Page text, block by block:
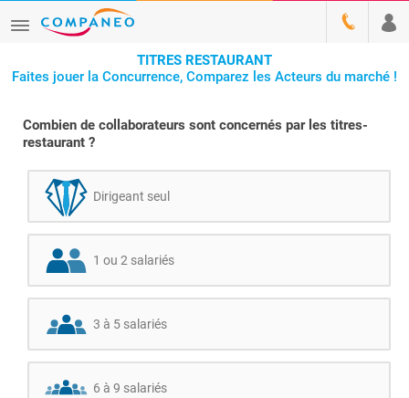
TITRES RESTAURANT
Faites jouer la Concurrence, Comparez les Acteurs du marché !
Combien de collaborateurs sont concernés par les titres-
restaurant ?
Dirigeant seul
1 ou 2 salariés
3 à 5 salariés
6 à 9 salariés